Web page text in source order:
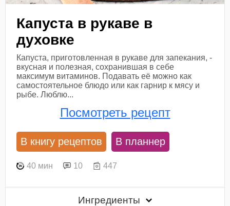
Капуста в рукаве в
духовке
Капуста, приготовленная в рукаве для запекания, -
вкусная и полезная, сохранившая в себе
максимум витаминов. Подавать её можно как
самостоятельное блюдо или как гарнир к мясу и
рыбе. Люблю...
Посмотреть рецепт
В книгу рецептов В планнер
40 мин 10 447
Ингредиенты